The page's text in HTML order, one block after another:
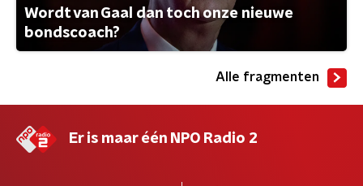
Wordt van Gaal dan toch onze nieuwe
bondscoach?
Alle fragmenten
Er is maar één NPO Radio 2